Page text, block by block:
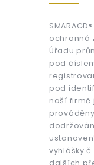
ochranná
Úřadu
pod
pod
naší firmě
vyhlášky